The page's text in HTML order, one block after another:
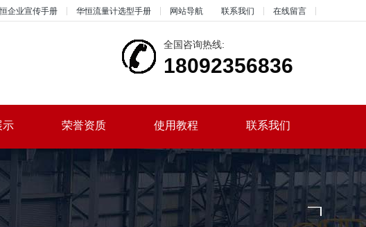
企业宣传手册 华恒流量计选型手册 网站导航 联系我们 在线留言
全国咨询热线:
18092356836
示 荣誉资质 使用教程 联系我们